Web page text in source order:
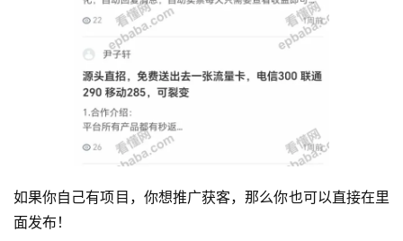
如果你自己有项目，你想推广获客，那么你也可以直接在里
面发布！